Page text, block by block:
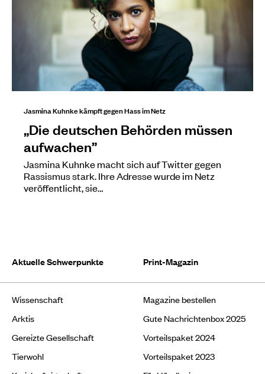
Jasmina Kuhnke kämpft gegen Hass im Netz
„Die deutschen Behörden müssen
aufwachen”
Jasmina Kuhnke macht sich auf Twitter gegen
Rassismus stark. Ihre Adresse wurde im Netz
veröffentlicht, sie…
Aktuelle Schwerpunkte
Wissenschaft
Arktis
Gereizte Gesellschaft
Tierwohl
Print-Magazin
Magazine bestellen
Gute Nachrichtenbox 2025
Vorteilspaket 2024
Vorteilspaket 2023